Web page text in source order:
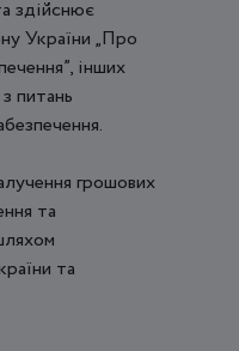
здійснює
України „Про
інших
питань
грошових
та
та